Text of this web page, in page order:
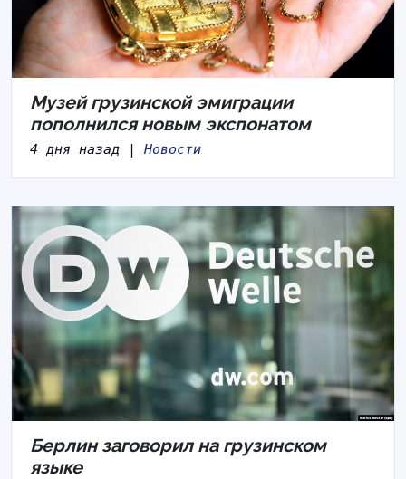
Музей грузинской эмиграции
пополнился новым экспонатом
4 дня назад | Новости
Берлин заговорил на грузинском
языке